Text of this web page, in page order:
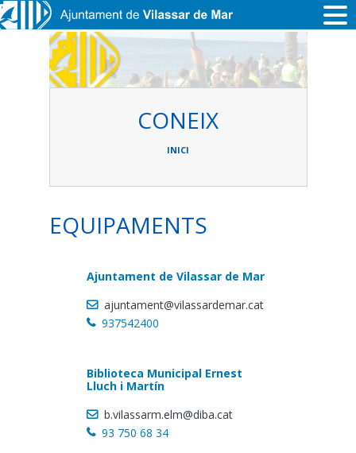
Vés al contingut
CONEIX
d'ariadna
INICI
EQUIPAMENTS
Ajuntament de Vilassar de Mar
ajuntament@vilassardemar.cat
937542400
Biblioteca Municipal Ernest
Lluch i Martín
b.vilassarm.elm@diba.cat
93 750 68 34